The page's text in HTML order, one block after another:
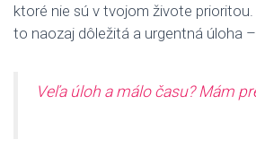
ktoré nie sú v tvojom živote prioritou.
to naozaj dôležitá a urgentná úloha
Veľa úloh a málo času? Mám